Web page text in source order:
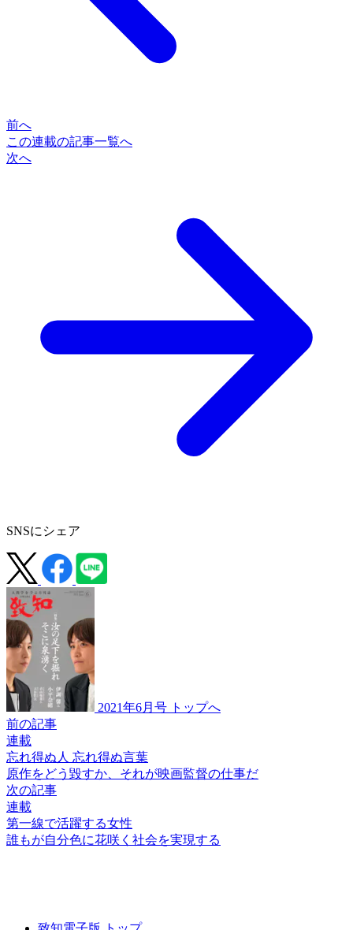
前へ
この連載の記事一覧へ
次へ
SNSにシェア
2021年6月号 トップへ
前の記事
連載
忘れ得ぬ人 忘れ得ぬ言葉
原作をどう毀すか、 それが映画監督の仕事だ
次の記事
連載
第一線で活躍する女性
誰もが自分色に花咲く社会を実現する